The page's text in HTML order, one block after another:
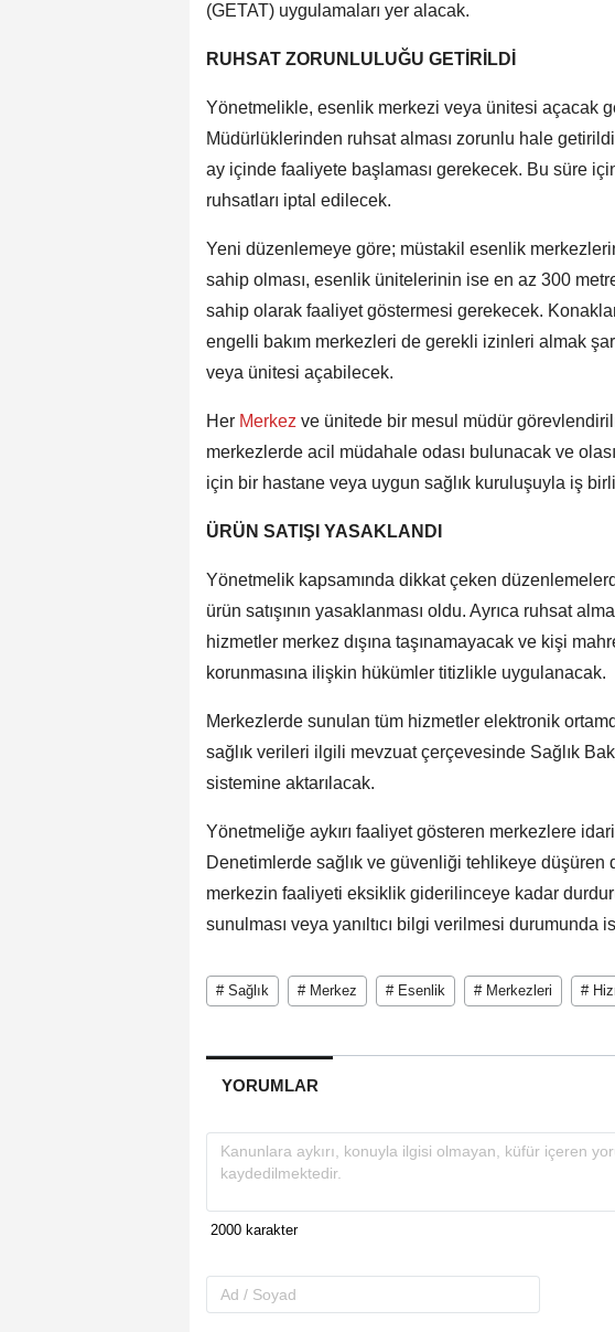
(GETAT) uygulamaları yer alacak.
RUHSAT ZORUNLULUĞU GETİRİLDİ
Yönetmelikle, esenlik merkezi veya ünitesi açacak
Müdürlüklerinden ruhsat alması zorunlu hale
ay içinde faaliyete başlaması gerekecek. Bu süre
ruhsatları iptal edilecek.
Yeni düzenlemeye göre; müstakil esenlik
sahip olması, esenlik ünitelerinin ise en az 300
sahip olarak faaliyet göstermesi gerekecek.
engelli bakım merkezleri de gerekli izinleri almak
veya ünitesi açabilecek.
Her Merkez ve ünitede bir mesul müdür
merkezlerde acil müdahale odası bulunacak ve
için bir hastane veya uygun sağlık kuruluşuyla iş
ÜRÜN SATIŞI YASAKLANDI
Yönetmelik kapsamında dikkat çeken
ürün satışının yasaklanması oldu. Ayrıca ruhsat
hizmetler merkez dışına taşınamayacak ve kişi
korunmasına ilişkin hükümler titizlikle uygulanacak.
Merkezlerde sunulan tüm hizmetler elektronik
sağlık verileri ilgili mevzuat çerçevesinde Sağlık
sistemine aktarılacak.
Yönetmeliğe aykırı faaliyet gösteren merkezlere
Denetimlerde sağlık ve güvenliği tehlikeye düşüren
merkezin faaliyeti eksiklik giderilinceye kadar
sunulması veya yanıltıcı bilgi verilmesi durumunda
# Sağlık # Merkez # Esenlik # Merkezleri #
YORUMLAR